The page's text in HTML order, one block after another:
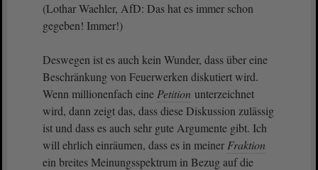
(Lothar Waehler, AfD: Das hat es immer schon
gegeben! Immer!)
Deswegen ist es auch kein Wunder, dass über eine
Beschränkung von Feuerwerken diskutiert wird.
Wenn millionenfach eine Petition unterzeichnet
wird, dann zeigt das, dass diese Diskussion zulässig
ist und dass es auch sehr gute Argumente gibt. Ich
will ehrlich einräumen, dass es in meiner Fraktion
ein breites Meinungsspektrum in Bezug auf die